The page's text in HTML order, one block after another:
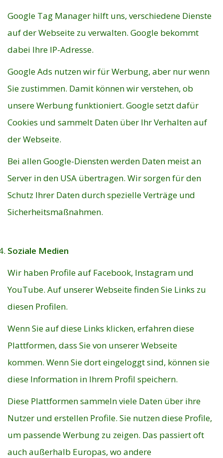
Google Tag Manager hilft uns, verschiedene Dienste
auf der Webseite zu verwalten. Google bekommt
dabei Ihre IP-Adresse.
Google Ads nutzen wir für Werbung, aber nur wenn
Sie zustimmen. Damit können wir verstehen, ob
unsere Werbung funktioniert. Google setzt dafür
Cookies und sammelt Daten über Ihr Verhalten auf
der Webseite.
Bei allen Google-Diensten werden Daten meist an
Server in den USA übertragen. Wir sorgen für den
Schutz Ihrer Daten durch spezielle Verträge und
Sicherheitsmaßnahmen.
Soziale Medien
Wir haben Profile auf Facebook, Instagram und
YouTube. Auf unserer Webseite finden Sie Links zu
diesen Profilen.
Wenn Sie auf diese Links klicken, erfahren diese
Plattformen, dass Sie von unserer Webseite
kommen. Wenn Sie dort eingeloggt sind, können sie
diese Information in Ihrem Profil speichern.
Diese Plattformen sammeln viele Daten über ihre
Nutzer und erstellen Profile. Sie nutzen diese Profile,
um passende Werbung zu zeigen. Das passiert oft
auch außerhalb Europas, wo andere